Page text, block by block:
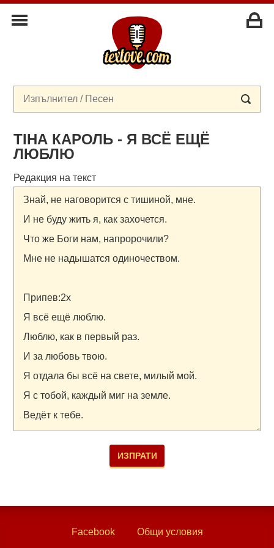
ТІНА КАРОЛЬ - Я ВСЁ ЕЩЁ
ЛЮБЛЮ
Редакция на текст
Facebook Общи условия